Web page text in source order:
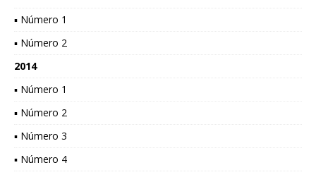
▪ Número 1
▪ Número 2
2014
▪ Número 1
▪ Número 2
▪ Número 3
▪ Número 4